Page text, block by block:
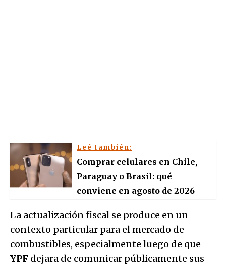
Leé también:
Comprar celulares en Chile,
Paraguay o Brasil: qué
conviene en agosto de 2026
La actualización fiscal se produce en un
contexto particular para el mercado de
combustibles, especialmente luego de que
YPF dejara de comunicar públicamente sus